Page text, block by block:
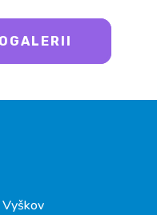
Vyškov